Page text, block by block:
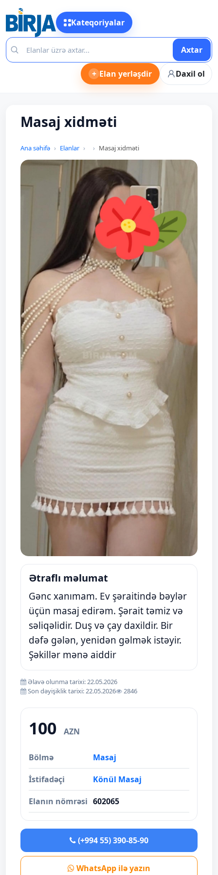
Kateqoriyalar
Axtar
+ Elan yerləşdir Daxil ol
Masaj xidməti
Ana səhifə Elanlar Masaj xidməti
Ətraflı məlumat
Gənc xanımam. Ev şəraitində bəylər
üçün masaj edirəm. Şərait təmiz və
səliqəlidir. Duş və çay daxildir. Bir
dəfə gələn, yenidən gəlmək istəyir.
Şəkillər mənə aiddir
Əlavə olunma tarixi: 22.05.2026
Son dəyişiklik tarixi: 22.05.2026
2846
100 AZN
Bölmə Masaj
İstifadəçi Könül Masaj
Elanın nömrəsi 602065
(+994 55) 390-85-90
WhatsApp ilə yazın